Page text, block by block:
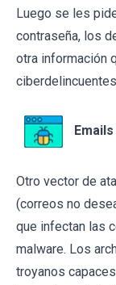
Luego se les
contraseña, los
otra información
Otro vector de
(correos no
que infectan las
malware. Los
troyanos